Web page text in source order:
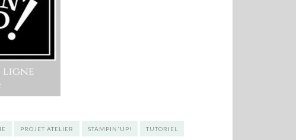
PROJET ATELIER STAMPIN'UP! TUTORIEL